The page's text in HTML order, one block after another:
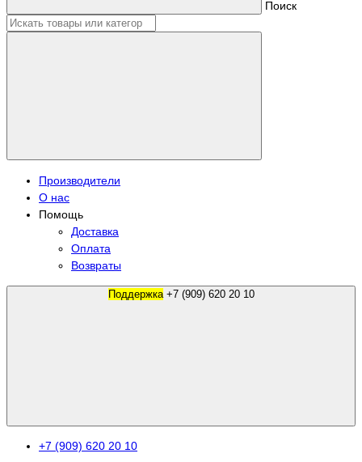
Поиск
Производители
О нас
Помощь
Доставка
Оплата
Возвраты
Поддержка +7 (909) 620 20 10
+7 (909) 620 20 10